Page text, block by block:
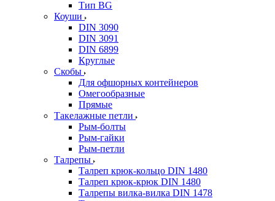
Тип BG
Коуши
DIN 3090
DIN 3091
DIN 6899
Круглые
Скобы
Для офшорных контейнеров
Омегообразные
Прямые
Такелажные петли
Рым-болты
Рым-гайки
Рым-петли
Талрепы
Талреп крюк-кольцо DIN 1480
Талреп крюк-крюк DIN 1480
Талрепы вилка-вилка DIN 1478